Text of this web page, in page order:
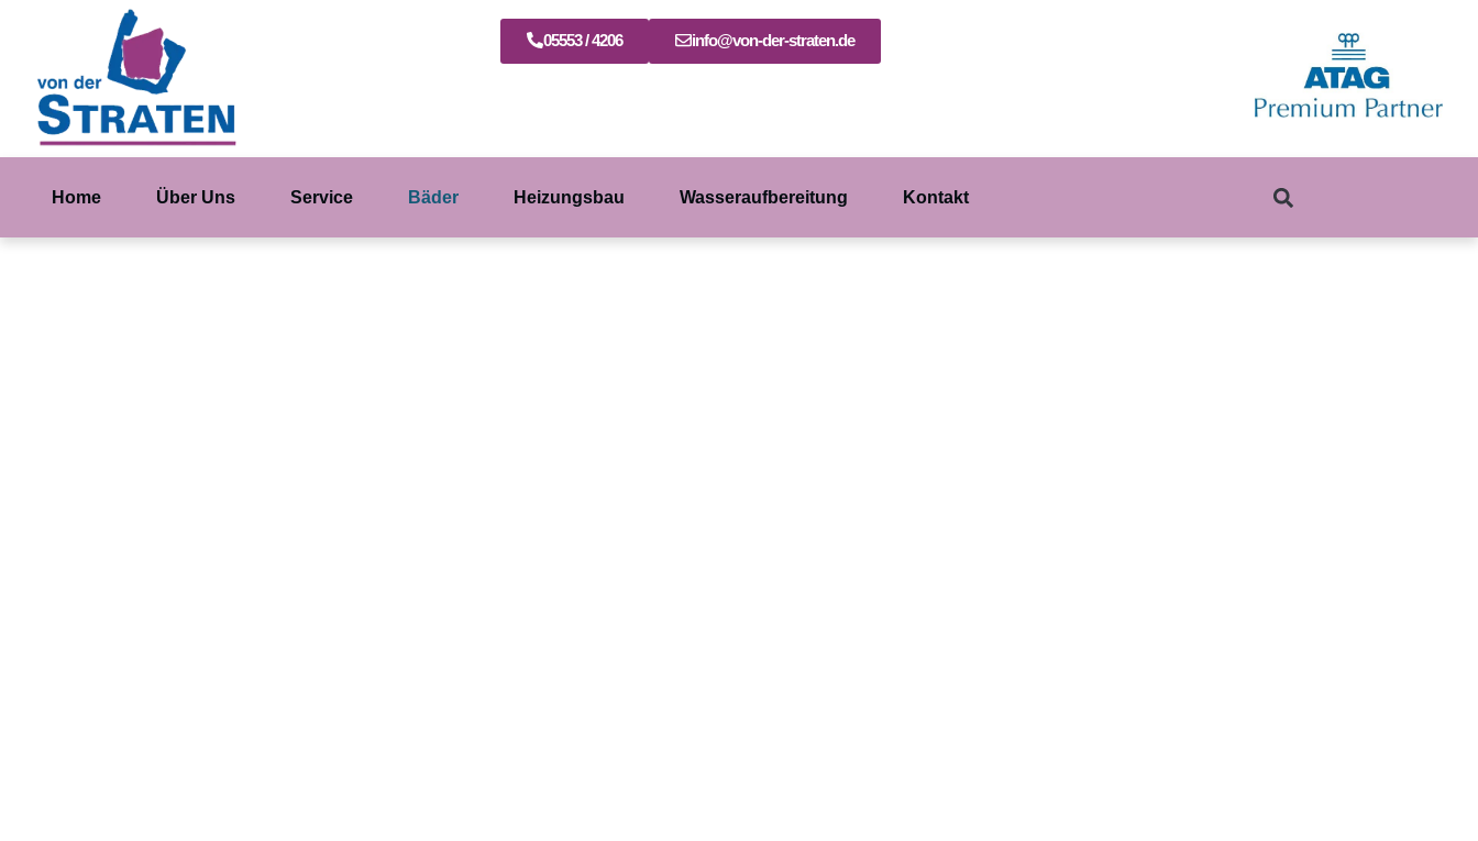
05553 / 4206 info@von-der-straten.de
Home Über Uns Service Bäder Heizungsbau Wasseraufbereitung Kontakt